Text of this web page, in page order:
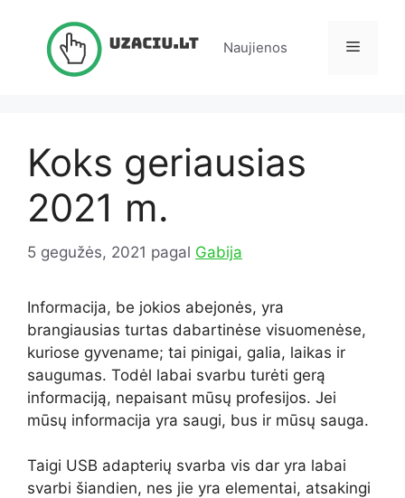
Naujienos Meniu
Koks geriausias
2021 m.
5 gegužės, 2021 pagal Gabija
Informacija, be jokios abejonės, yra
brangiausias turtas dabartinėse visuomenėse,
kuriose gyvename; tai pinigai, galia, laikas ir
saugumas. Todėl labai svarbu turėti gerą
informaciją, nepaisant mūsų profesijos. Jei
mūsų informacija yra saugi, bus ir mūsų sauga.
Taigi USB adapterių svarba vis dar yra labai
svarbi šiandien, nes jie yra elementai, atsakingi